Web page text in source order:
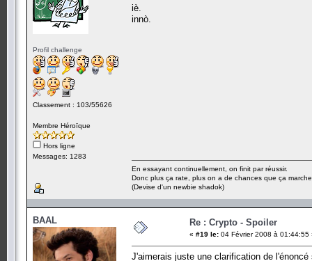
Profil challenge
Classement : 103/55626
Membre Héroïque
Hors ligne
Messages: 1283
iè.
innò.
En essayant continuellement, on finit par réussir.
Donc plus ça rate, plus on a de chances que ça
(Devise d'un newbie shadok)
BAAL Re : Crypto - Spoiler
« #19 le: 04 Février 2008 à 01:44:55
J'aimerais juste une clarification de